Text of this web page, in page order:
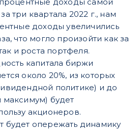
три квартала 2022 г., нам
доходы увеличились
что могло произойти как за
и роста портфеля.
капитала биржи
около 20%, из которых
политике) и до
максимум) будет
акционеров.
будет опережать динамику